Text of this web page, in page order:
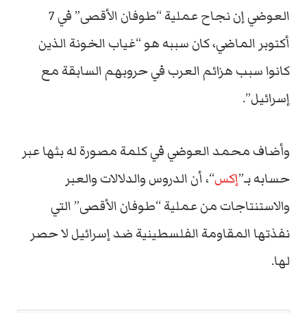
العوضي إن نجاح عملية “طوفان الأقصى” في 7
أكتوبر الماضي، كان سببه هو “غياب الخونة الذين
كانوا سبب هزائم العرب في حروبهم السابقة مع
إسرائيل”.
وأضاف محمد العوضي في كلمة مصورة له بثها عبر
حسابه بـ”إكس“، أن الدروس والدلالات والعبر
والاستنتاجات من عملية “طوفان الأقصى” التي
نفذتها المقاومة الفلسطينية ضد إسرائيل لا حصر
لها.